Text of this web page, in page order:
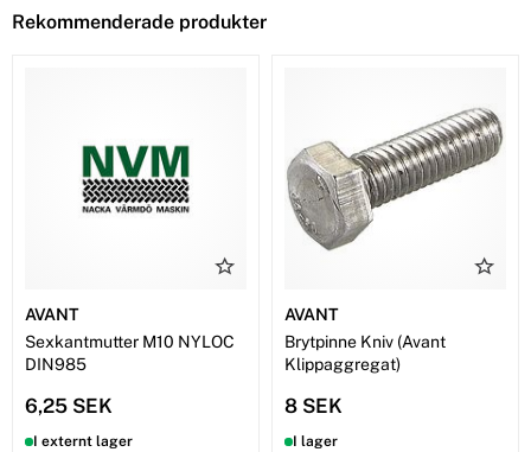
Rekommenderade produkter
AVANT
Sexkantmutter M10 NYLOC
DIN985
6,25 SEK
I externt lager
AVANT
Brytpinne Kniv (Avant
Klippaggregat)
8 SEK
I lager